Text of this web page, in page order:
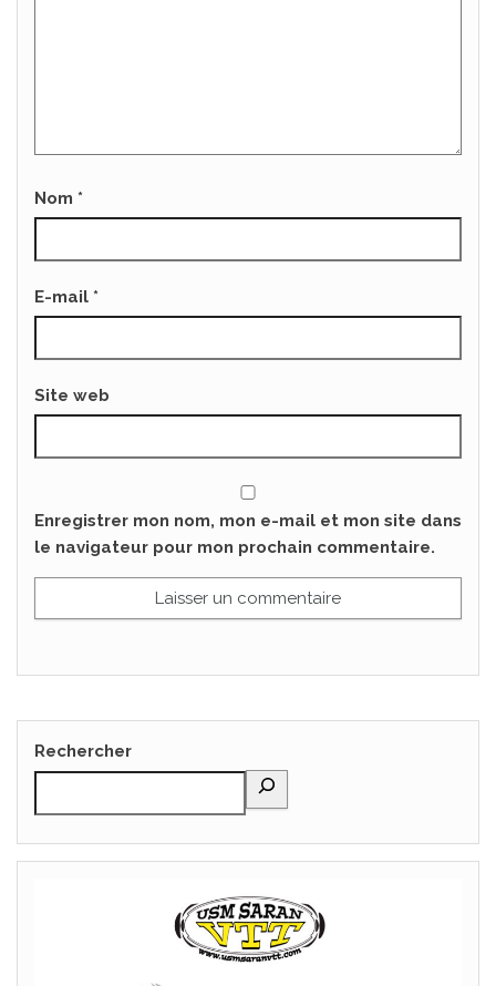
Nom *
E-mail *
Site web
Enregistrer mon nom, mon e-mail et mon site dans
le navigateur pour mon prochain commentaire.
Rechercher